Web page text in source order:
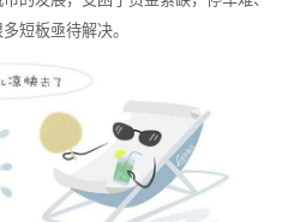
短板亟待解决。